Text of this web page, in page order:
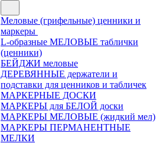
Меловые (грифельные) ценники и
маркеры
L-образные МЕЛОВЫЕ таблички
(ценники)
БЕЙДЖИ меловые
ДЕРЕВЯННЫЕ держатели и
подставки для ценников и табличек
МАРКЕРНЫЕ ДОСКИ
МАРКЕРЫ для БЕЛОЙ доски
МАРКЕРЫ МЕЛОВЫЕ (жидкий мел)
МАРКЕРЫ ПЕРМАНЕНТНЫЕ
МЕЛКИ